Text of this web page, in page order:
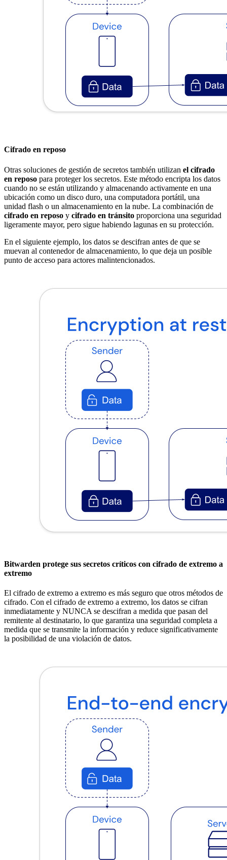
Cifrado en reposo
Otras soluciones de gestión de secretos también utilizan el cifrado
en reposo para proteger los secretos. Este método encripta los datos
cuando no se están utilizando y almacenando activamente en una
ubicación como un disco duro, una computadora portátil, una
unidad flash o un almacenamiento en la nube. La combinación de
cifrado en reposo y cifrado en tránsito proporciona una seguridad
ligeramente mayor, pero sigue habiendo lagunas en su protección.
En el siguiente ejemplo, los datos se descifran antes de que se
muevan al contenedor de almacenamiento, lo que deja un posible
punto de acceso para actores malintencionados.
Bitwarden protege sus secretos críticos con cifrado de extremo a
extremo
El cifrado de extremo a extremo es más seguro que otros métodos de
cifrado. Con el cifrado de extremo a extremo, los datos se cifran
inmediatamente y NUNCA se descifran a medida que pasan del
remitente al destinatario, lo que garantiza una seguridad completa a
medida que se transmite la información y reduce significativamente
la posibilidad de una violación de datos.